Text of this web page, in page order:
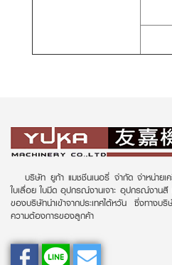
บริษัท ยูก้า แมชชีนเนอรี่ จำกัด จำหน่าย
ใบเลื่อย ใบมีด อุปกรณ์งานเจาะ อุปกรณ์งาน
ของบริษัทนำเข้าจากประเทศไต้หวัน ซึ่งทาง
ความต้องการของลูกค้า